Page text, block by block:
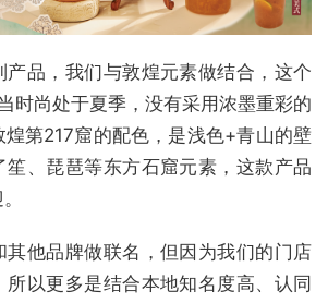
产品，我们与敦煌元素做结合，这个
时尚处于夏季，没有采用浓墨重彩的
第217窟的配色，是浅色+青山的壁
笙、琵琶等东方石窟元素，这款产品
其他品牌做联名，但因为我们的门店
以更多是结合本地知名度高、认同